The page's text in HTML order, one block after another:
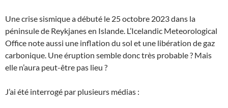
Une crise sismique a débuté le 25 octobre 2023 dans la
péninsule de Reykjanes en Islande. L’Icelandic Meteorological
Office note aussi une inflation du sol et une libération de gaz
carbonique. Une éruption semble donc très probable ? Mais
elle n’aura peut-être pas lieu ?
J’ai été interrogé par plusieurs médias :